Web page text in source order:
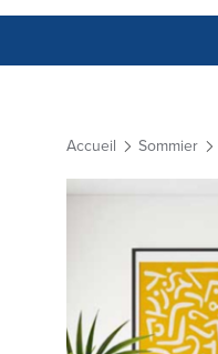
Accueil Sommier